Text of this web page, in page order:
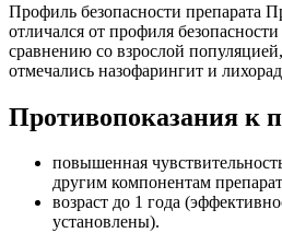
Профиль безопасности препарата
отличался от профиля
сравнению со взрослой
отмечались назофарингит и
Противопоказания к
повышенная
другим компонентам
возраст до 1 года
установлены).